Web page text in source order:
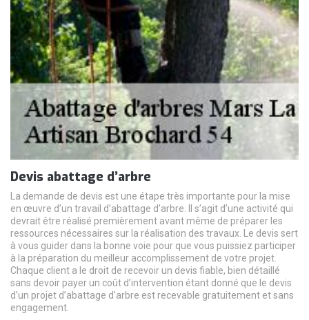
Devis abattage d’arbre
La demande de devis est une étape très importante pour la mise
en œuvre d’un travail d’abattage d’arbre. Il s’agit d’une activité qui
devrait être réalisé premièrement avant même de préparer les
ressources nécessaires sur la réalisation des travaux. Le devis sert
à vous guider dans la bonne voie pour que vous puissiez participer
à la préparation du meilleur accomplissement de votre projet.
Chaque client a le droit de recevoir un devis fiable, bien détaillé
sans devoir payer un coût d’intervention étant donné que le devis
d’un projet d’abattage d’arbre est recevable gratuitement et sans
engagement.